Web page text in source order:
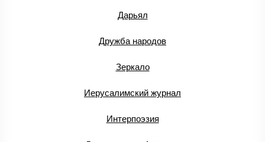
Дарьял
Дружба народов
Зеркало
Иерусалимский журнал
Интерпоэзия